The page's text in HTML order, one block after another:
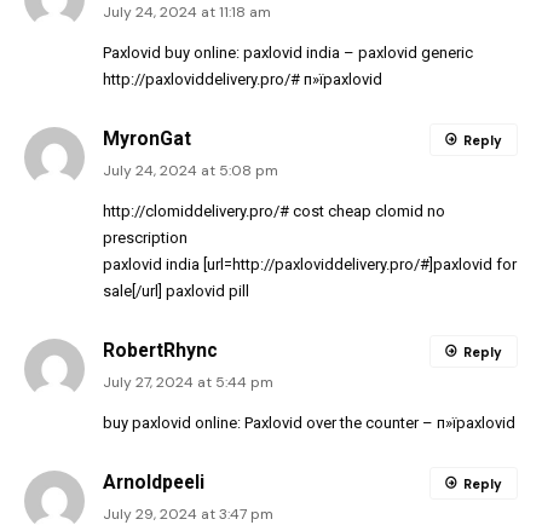
July 24, 2024 at 11:18 am
Paxlovid buy online: paxlovid india – paxlovid generic
http://paxloviddelivery.pro/# п»їpaxlovid
MyronGat
July 24, 2024 at 5:08 pm
http://clomiddelivery.pro/# cost cheap clomid no
prescription
paxlovid india [url=http://paxloviddelivery.pro/#]paxlovid for
sale[/url] paxlovid pill
Reply
RobertRhync
July 27, 2024 at 5:44 pm
buy paxlovid online: Paxlovid over the counter– п»їpaxlovid
Reply
Arnoldpeeli
July 29, 2024 at 3:47 pm
Reply